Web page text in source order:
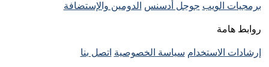
برمجيات الويب جوجل أدسنس الدومين والإستضافة
روابط هامة
إرشادات الاستخدام سياسة الخصوصية اتصل بنا